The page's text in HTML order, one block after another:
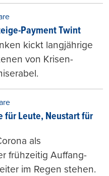
Payment Twint
kickt langjährige
von Krisen-
für Leute, Neustart für
als
frühzeitig Auffang-
im Regen stehen.